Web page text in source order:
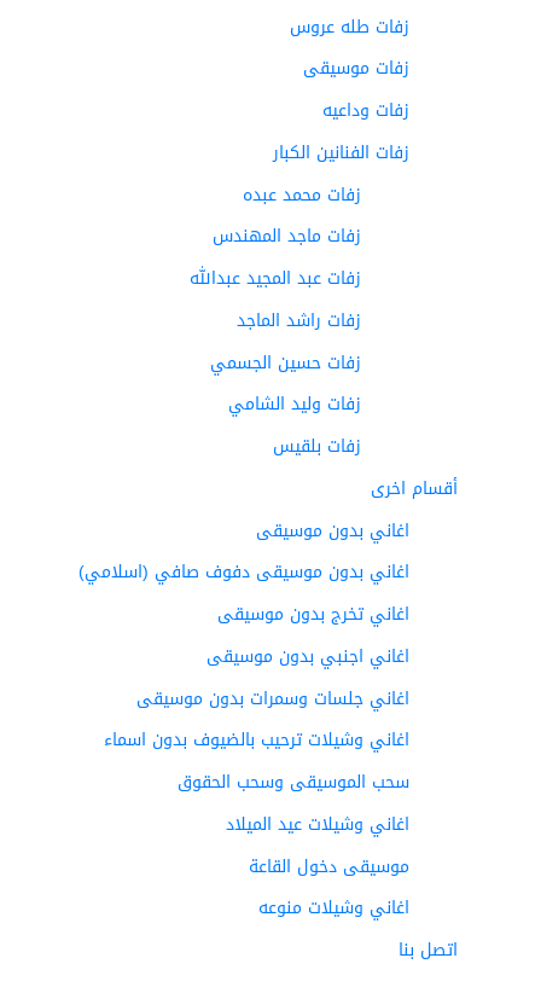
زفات طله عروس
زفات موسيقى
زفات وداعيه
زفات الفنانين الكبار
زفات محمد عبده
زفات ماجد المهندس
زفات عبد المجيد عبدالله
زفات راشد الماجد
زفات حسين الجسمي
زفات وليد الشامي
زفات بلقيس
أقسام اخرى
اغاني بدون موسيقى
اغاني بدون موسيقى دفوف صافي (اسلامي)
اغاني تخرج بدون موسيقى
اغاني اجنبي بدون موسيقى
اغاني جلسات وسمرات بدون موسيقى
اغاني وشيلات ترحيب بالضيوف بدون اسماء
سحب الموسيقى وسحب الحقوق
اغاني وشيلات عيد الميلاد
موسيقى دخول القاعة
اغاني وشيلات منوعه
اتصل بنا